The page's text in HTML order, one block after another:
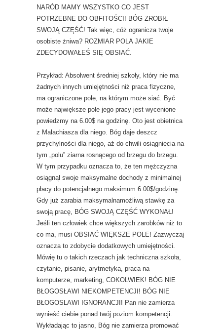
NARÓD MAMY WSZYSTKO CO JEST
POTRZEBNE DO OBFITOŚCI! BÓG ZROBIŁ
SWOJĄ CZĘŚĆ! Tak więc, cóż ogranicza twoje
osobiste żniwa? ROZMIAR POLA JAKIE
ZDECYDOWAŁEŚ SIĘ OBSIAĆ.
Przykład: Absolwent średniej szkoły, który nie ma
żadnych innych umiejętności niż praca fizyczne,
ma ograniczone pole, na którym może siać. Być
może największe pole jego pracy jest wycenione
powiedzmy na 6.00$ na godzinę. Oto jest obietnica
z Malachiasza dla niego. Bóg daje deszcz
przychylności dla niego, aż do chwili osiągnięcia na
tym „polu” ziarna rosnącego od brzegu do brzegu.
W tym przypadku oznacza to, że ten mężczyzna
osiągnął swoje maksymalne dochody z minimalnej
płacy do potencjalnego maksimum 6.00$/godzinę.
Gdy już zarabia maksymalnamożliwą stawkę za
swoją pracę, BÓG SWOJĄ CZĘŚĆ WYKONAŁ!
Jeśli ten człowiek chce większych zarobków niż to
co ma, musi OBSIAĆ WIĘKSZE POLE! Zazwyczaj
oznacza to zdobycie dodatkowych umiejętności.
Mówię tu o takich rzeczach jak techniczna szkoła,
czytanie, pisanie, arytmetyka, praca na
komputerze, marketing, COKOLWIEK! BÓG NIE
BŁOGOSŁAWI NIEKOMPETENCJI! BÓG NIE
BŁOGOSLAWI IGNORANCJI! Pan nie zamierza
wynieść ciebie ponad twój poziom kompetencji.
Wykładając to jasno, Bóg nie zamierza promować